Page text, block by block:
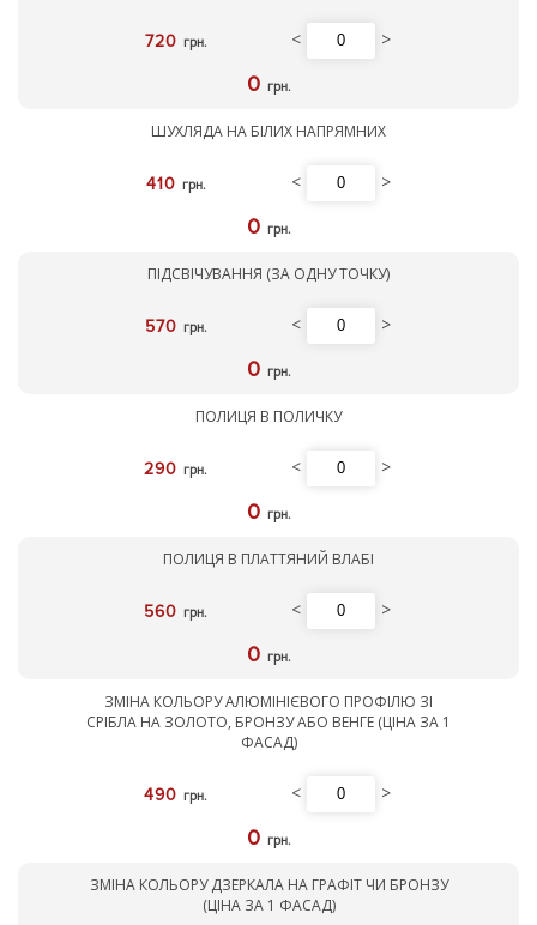
720 грн. < >
0 грн.
ШУХЛЯДА НА БІЛИХ НАПРЯМНИХ
410 грн. < >
0 грн.
ПІДСВІЧУВАННЯ (ЗА ОДНУ ТОЧКУ)
570 грн. < >
0 грн.
ПОЛИЦЯ В ПОЛИЧКУ
290 грн. < >
0 грн.
ПОЛИЦЯ В ПЛАТТЯНИЙ ВЛАБІ
560 грн. < >
0 грн.
ЗМІНА КОЛЬОРУ АЛЮМІНІЄВОГО ПРОФІЛЮ ЗІ
СРІБЛА НА ЗОЛОТО, БРОНЗУ АБО ВЕНГЕ (ЦІНА ЗА 1
ФАСАД)
490 грн. < >
0 грн.
ЗМІНА КОЛЬОРУ ДЗЕРКАЛА НА ГРАФІТ ЧИ БРОНЗУ
(ЦІНА ЗА 1 ФАСАД)